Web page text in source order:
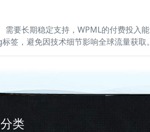
要长期稳定支持，WPML的付费投入能
签，避免因技术细节影响全球流量获取。
类